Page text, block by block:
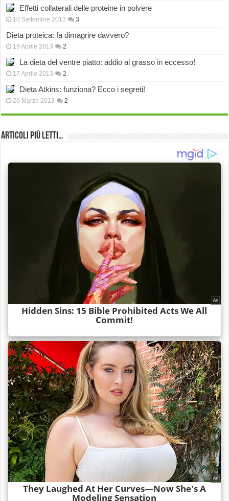
Effetti collaterali delle proteine in polvere
10 Settembre 2013 3
Dieta proteica: fa dimagrire davvero?
19 Aprile 2013 2
La dieta del ventre piatto: addio al grasso in eccesso!
17 Aprile 2013 2
Dieta Atkins: funziona? Ecco i segreti!
26 Marzo 2013 2
Articoli più Letti…